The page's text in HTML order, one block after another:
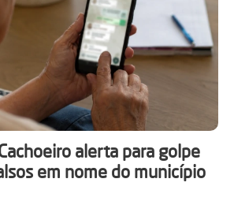
alerta para golpe
em nome do município